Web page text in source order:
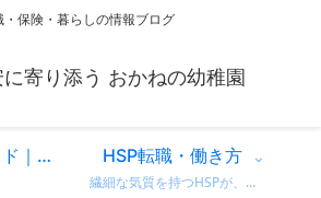
・保険・暮らしの情報ブログ
に寄り添う おかねの幼稚園
HSP転職ガイド｜仕事を変えるべきか迷ったときに読む、共感と気づきのスタートページ HSP転職・働き方
繊細な気質を持つHSPが、自分に合った働き方を見つけるための情報をまとめています。 営業職での転職体験談や、向いている仕事・避けたい職場の特徴など、リアルな視点からお届け。 「もう我慢しない」働き方を一緒に考えてみませんか？